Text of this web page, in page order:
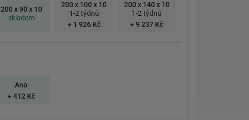
200 x 90 x 10
skladem
200 x 100 x 10
1-2 týdnů
+ 1 926 Kč
200 x 140 x 10
1-2 týdnů
+ 9 237 Kč
Ano
+ 412 Kč